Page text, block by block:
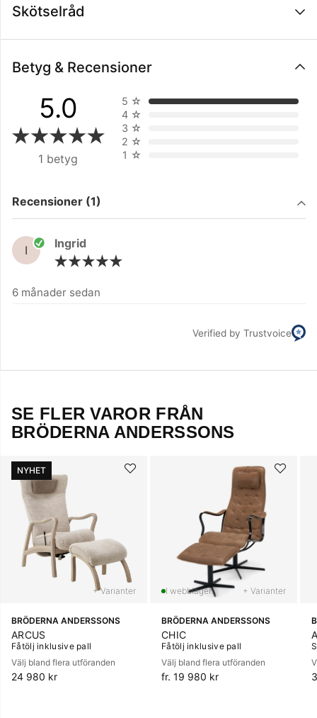
Skötselråd
Betyg & Recensioner
5.0
1 betyg
5 ☆
4 ☆
3 ☆
2 ☆
1 ☆
Recensioner (1)
I Ingrid
6 månader sedan
Verified by Trustvoice
SE FLER VAROR FRÅN
BRÖDERNA ANDERSSONS
NYHET
+ Varianter
BRÖDERNA ANDERSSONS
ARCUS
Fåtölj inklusive pall
Välj bland flera utföranden
24 980 kr
+ Varianter
BRÖDERNA ANDERSSONS
CHIC
Fåtölj inklusive pall
Välj bland flera utföranden
fr. 19 980 kr